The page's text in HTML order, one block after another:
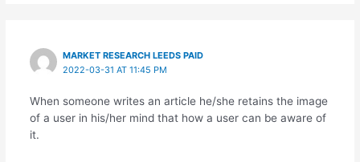
MARKET RESEARCH LEEDS PAID
2022-03-31 AT 11:45 PM
When someone writes an article he/she retains the image
of a user in his/her mind that how a user can be aware of
it.